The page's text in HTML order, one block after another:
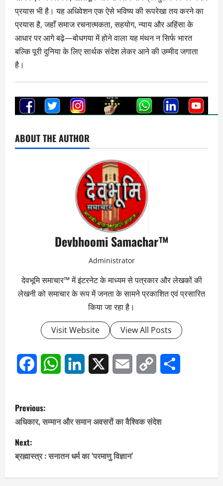
प्रयास भी है। यह अधिवेशन एक ऐसे भविष्य की रूपरेखा तय करने का
प्रयास है, जहाँ समाज रचनात्मकता, सहयोग, न्याय और अहिंसा के
आधार पर आगे बढ़े—बोधगया में होने वाला यह मंथन न सिर्फ भारत
बल्कि पूरी दुनिया के लिए सार्थक संदेश लेकर आने की उम्मीद जगाता
है।
ABOUT THE AUTHOR
Devbhoomi Samachar™
Administrator
देवभूमि समाचार™ में इंटरनेट के माध्यम से पत्रकार और लेखकों की
लेखनी को समाचार के रूप में जनता के सामने प्रकाशित एवं प्रसारित
किया जा रहा है।
Visit Website View All Posts
FacebookWhatsAppLinkedIn Email
Copy
P
o
s
t
Previous:
अधिकार, सम्मान और समान अवसरों का वैश्विक संदेश
Next:
ब्रह्मास्त्र : सनातन धर्म का ‘परमाणु विज्ञान’